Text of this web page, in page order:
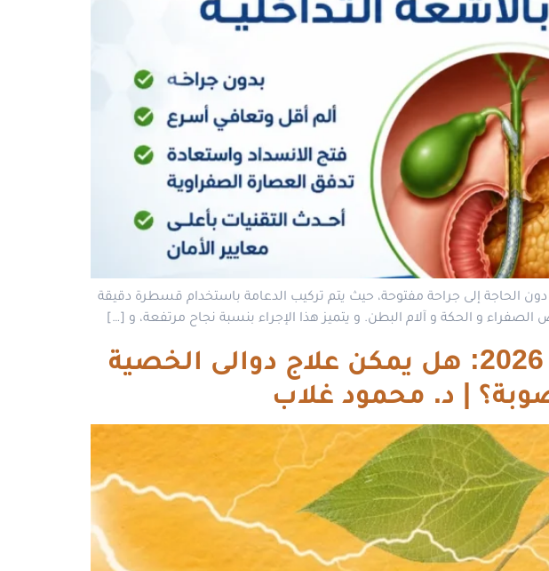
دون الحاجة إلى جراحة مفتوحة، حيث يتم تركيب الدعامة باستخدام قسطرة دقيقة
و الحكة و آلام البطن. و يتميز هذا الإجراء بنسبة نجاح مرتفعة، و […]
أشعة دوالى الخصيتين (أشعة دوبلر للخصية) 2026: هل يمكن علاج دوالى الخصية
| د. محمود غلاب